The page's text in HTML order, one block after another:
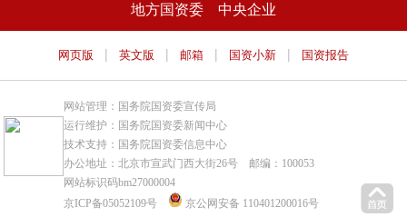
地方国资委 中央企业
网页版 | 英文版 | 邮箱 | 国资小新 | 国资报告
网站管理：国务院国资委宣传局
运行维护：国务院国资委新闻中心
技术支持：国务院国资委信息中心
办公地址：北京市宣武门西大街26号 邮编：100053
网站标识码bm27000004
京ICP备05052109号
京公网安备 110401200016号